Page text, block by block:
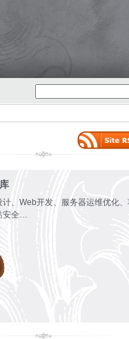
、Web开发、服务器运维优化
安全…